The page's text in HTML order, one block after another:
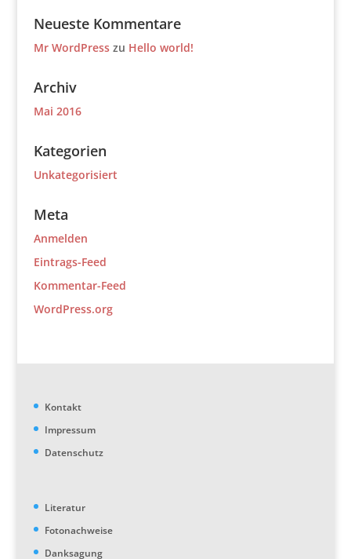
Neueste Kommentare
Mr WordPresszu Hello world!
Archiv
Mai 2016
Kategorien
Unkategorisiert
Meta
Anmelden
Eintrags-Feed
Kommentar-Feed
WordPress.org
Kontakt
Impressum
Datenschutz
Literatur
Fotonachweise
Danksagung